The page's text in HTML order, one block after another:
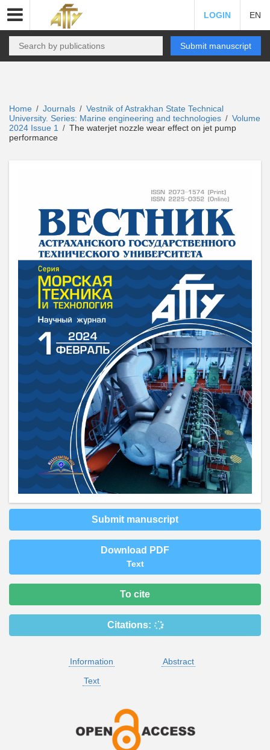
LOGIN EN
Submit manuscript
Home / Journals / Vestnik of Astrakhan State Technical
University. Series: Marine engineering and technologies / Volume
2024 Issue 1
/ The waterjet nozzle wear effect on jet pump
performance
Submit manuscript
Download PDF
Text
To cite
Citations:
Information
Abstract
Text